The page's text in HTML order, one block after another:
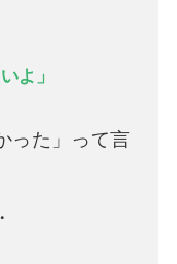
よ」
った」って言